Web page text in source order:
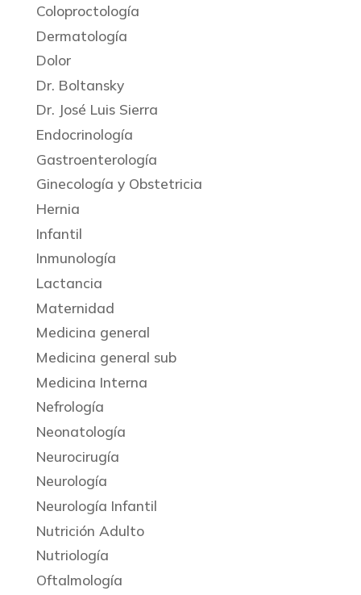
Coloproctología
Dermatología
Dolor
Dr. Boltansky
Dr. José Luis Sierra
Endocrinología
Gastroenterología
Ginecología y Obstetricia
Hernia
Infantil
Inmunología
Lactancia
Maternidad
Medicina general
Medicina general sub
Medicina Interna
Nefrología
Neonatología
Neurocirugía
Neurología
Neurología Infantil
Nutrición Adulto
Nutriología
Oftalmología